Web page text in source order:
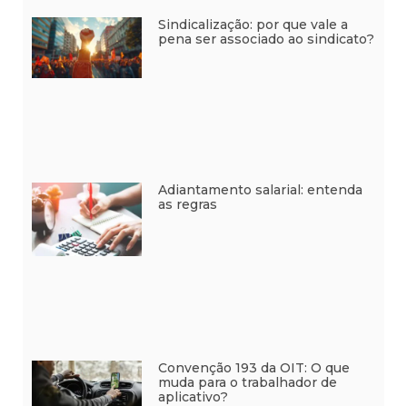
Sindicalização: por que vale a
pena ser associado ao sindicato?
Adiantamento salarial: entenda
as regras
Convenção 193 da OIT: O que
muda para o trabalhador de
aplicativo?